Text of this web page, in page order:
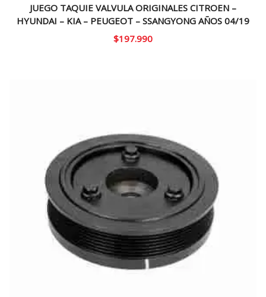
JUEGO TAQUIE VALVULA ORIGINALES CITROEN –
HYUNDAI – KIA – PEUGEOT – SSANGYONG AÑOS 04/19
$197.990